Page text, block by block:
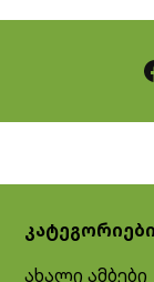
Facebook
კატეგორიები
ახალი ამბები